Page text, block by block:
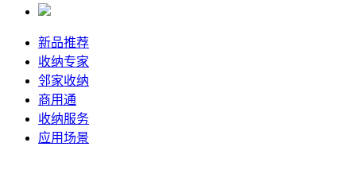
新品推荐
收纳专家
邻家收纳
商用通
收纳服务
应用场景